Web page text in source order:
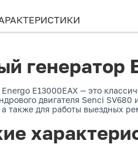
генератор
E13000EAX — это
двигателя Senci
также для работы выездных